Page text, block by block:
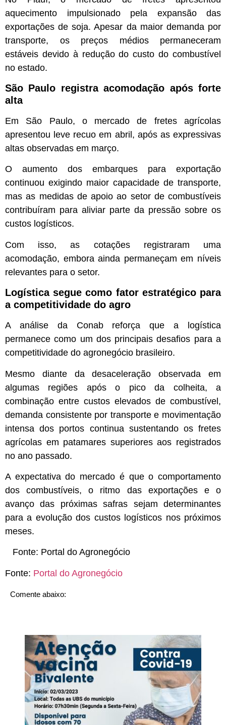
aquecimento impulsionado pela expansão das
exportações de soja. Apesar da maior demanda por
transporte, os preços médios permaneceram
estáveis devido à redução do custo do combustível
no estado.
São Paulo registra acomodação após forte
alta
Em São Paulo, o mercado de fretes agrícolas
apresentou leve recuo em abril, após as expressivas
altas observadas em março.
O aumento dos embarques para exportação
continuou exigindo maior capacidade de transporte,
mas as medidas de apoio ao setor de combustíveis
contribuíram para aliviar parte da pressão sobre os
custos logísticos.
Com isso, as cotações registraram uma
acomodação, embora ainda permaneçam em níveis
relevantes para o setor.
Logística segue como fator estratégico para
a competitividade do agro
A análise da Conab reforça que a logística
permanece como um dos principais desafios para a
competitividade do agronegócio brasileiro.
Mesmo diante da desaceleração observada em
algumas regiões após o pico da colheita, a
combinação entre custos elevados de combustível,
demanda consistente por transporte e movimentação
intensa dos portos continua sustentando os fretes
agrícolas em patamares superiores aos registrados
no ano passado.
A expectativa do mercado é que o comportamento
dos combustíveis, o ritmo das exportações e o
avanço das próximas safras sejam determinantes
para a evolução dos custos logísticos nos próximos
meses.
Fonte: Portal do Agronegócio
Fonte: Portal do Agronegócio
Comente abaixo: